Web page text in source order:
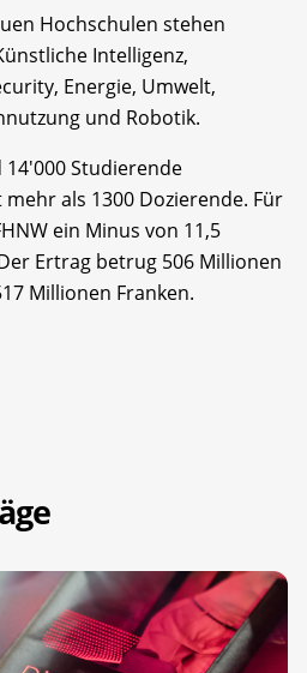
Hochschulen stehen
Intelligenz,
Energie, Umwelt,
und Robotik.
Studierende
als 1300 Dozierende. Für
ein Minus von 11,5
Ertrag betrug 506 Millionen
Millionen Franken.